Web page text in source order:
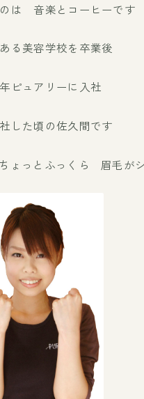
は 音楽とコーヒーです
る美容学校を卒業後
ピュアリーに入社
した頃の佐久間です
ょっとふっくら 眉毛がシ